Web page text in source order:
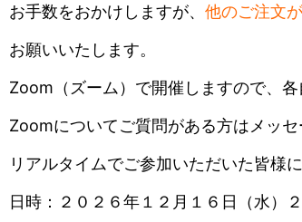
お手数をおかけしますが、 他のご注文
お願いいたします。
Zoom（ズーム）で開催しますので、
Zoomについてご質問がある方はメッセ
リアルタイムでご参加いただいた皆様
日時：２０２６年１２月１６日（水）